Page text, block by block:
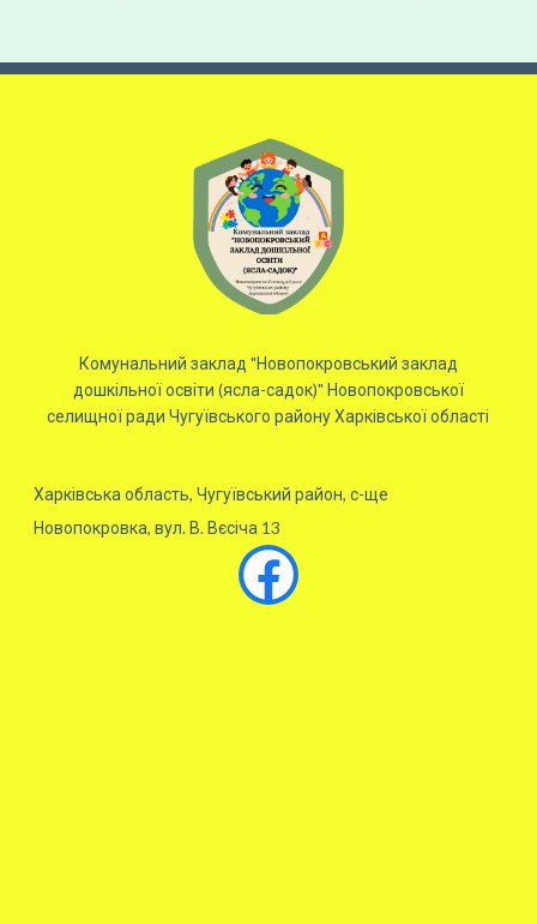
Комунальний заклад "Новопокровський заклад
дошкільної освіти (ясла-садок)" Новопокровської
селищної ради Чугуївського району Харківської області
Харківська область, Чугуївський район, с-ще
Новопокровка, вул. В. Вєсіча 13
Facebook